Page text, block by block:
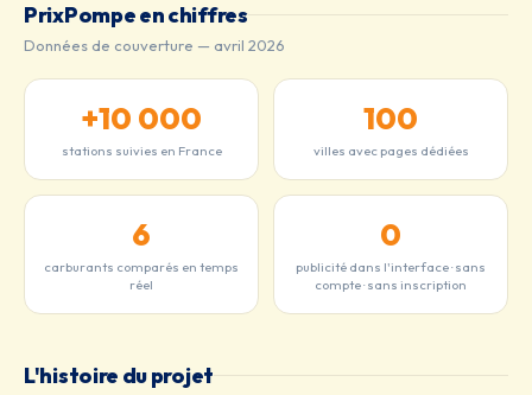
PrixPompe en chiffres
Données de couverture — avril 2026
+10 000
stations suivies en France
100
villes avec pages dédiées
6
carburants comparés en temps
réel
0
publicité dans l'interface · sans
compte · sans inscription
L'histoire du projet